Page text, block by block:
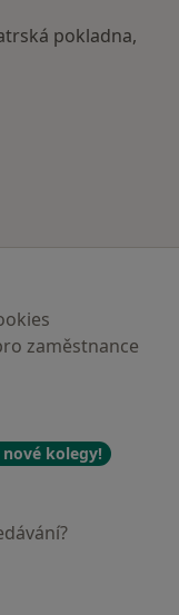
pokladna,
zaměstnance
kolegy!